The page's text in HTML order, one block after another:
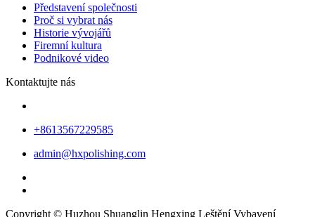
Představení společnosti
Proč si vybrat nás
Historie vývojářů
Firemní kultura
Podnikové video
Kontaktujte nás
+8613567229585
admin@hxpolishing.com
Copyright © Huzhou Shuanglin Hengxing Leštění Vybavení